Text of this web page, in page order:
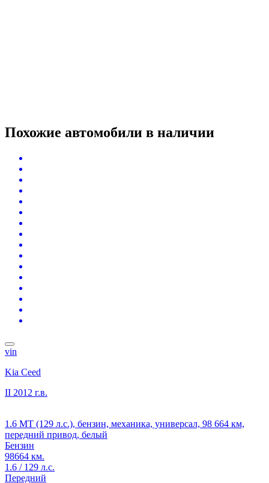
Похожие автомобили в наличии
vin
Kia Ceed
II 2012 г.в.
1.6 MT (129 л.с.), бензин, механика, универсал, 98 664 км,
передний привод, белый
Бензин
98664 км.
1.6 / 129 л.с.
Передний